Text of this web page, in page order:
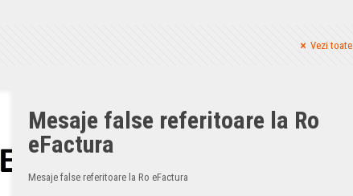
Vezi toate
Mesaje false referitoare la Ro
eFactura
Mesaje false referitoare la Ro eFactura